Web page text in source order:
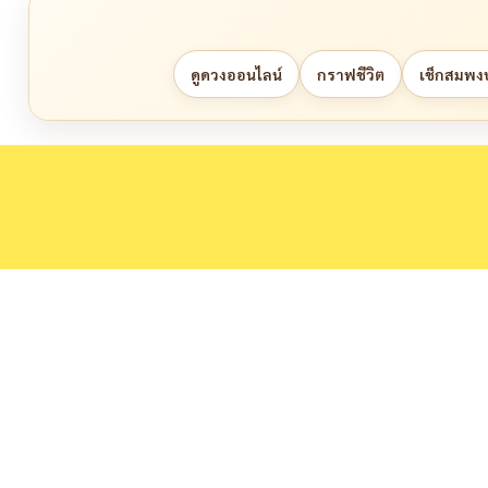
ดูดวงออนไลน์ กราฟชีวิต เช็กสมพง